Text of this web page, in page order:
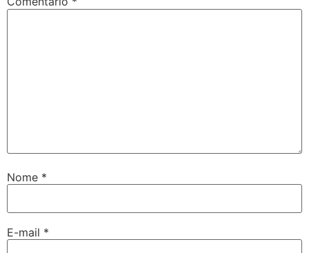
Nome *
E-mail *